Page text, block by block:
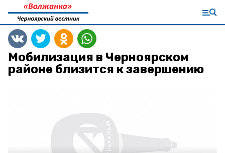
Мобилизация в Черноярском
районе близится к завершению